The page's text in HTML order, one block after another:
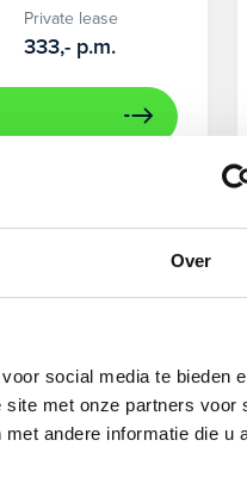
Over
social media te bieden
met onze partners voor
andere informatie die u
Private lease
333,- p.m.